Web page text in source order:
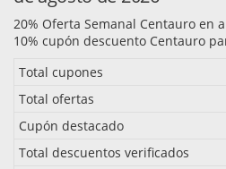
20% Oferta Semanal Centauro en
10% cupón descuento Centauro
Total cupones
Total ofertas
Cupón destacado
Total descuentos verificados